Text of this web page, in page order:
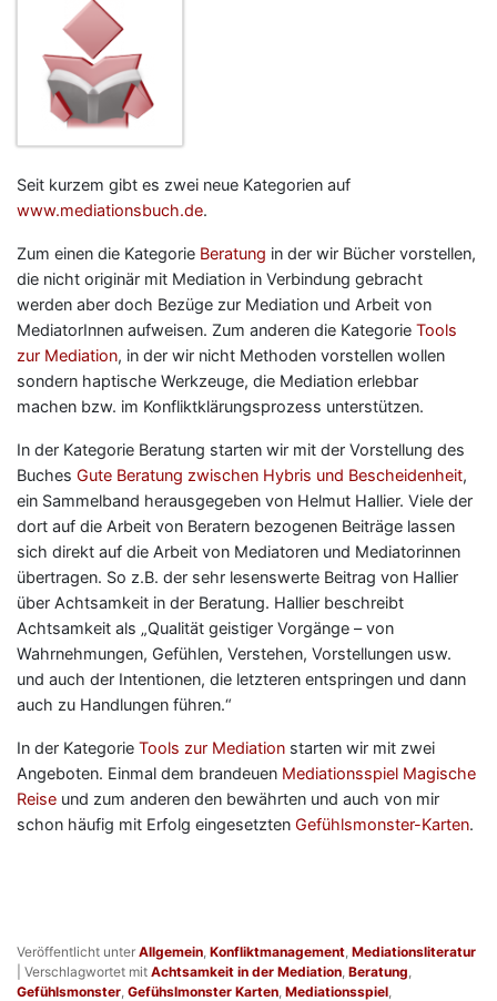
Seit kurzem gibt es zwei neue Kategorien auf
www.mediationsbuch.de.
Zum einen die Kategorie Beratung in der wir Bücher vorstellen,
die nicht originär mit Mediation in Verbindung gebracht
werden aber doch Bezüge zur Mediation und Arbeit von
MediatorInnen aufweisen. Zum anderen die Kategorie Tools
zur Mediation, in der wir nicht Methoden vorstellen wollen
sondern haptische Werkzeuge, die Mediation erlebbar
machen bzw. im Konfliktklärungsprozess unterstützen.
In der Kategorie Beratung starten wir mit der Vorstellung des
Buches Gute Beratung zwischen Hybris und Bescheidenheit,
ein Sammelband herausgegeben von Helmut Hallier. Viele der
dort auf die Arbeit von Beratern bezogenen Beiträge lassen
sich direkt auf die Arbeit von Mediatoren und Mediatorinnen
übertragen. So z.B. der sehr lesenswerte Beitrag von Hallier
über Achtsamkeit in der Beratung. Hallier beschreibt
Achtsamkeit als „Qualität geistiger Vorgänge – von
Wahrnehmungen, Gefühlen, Verstehen, Vorstellungen usw.
und auch der Intentionen, die letzteren entspringen und dann
auch zu Handlungen führen.“
In der Kategorie Tools zur Mediation starten wir mit zwei
Angeboten. Einmal dem brandeuen Mediationsspiel Magische
Reise und zum anderen den bewährten und auch von mir
schon häufig mit Erfolg eingesetzten Gefühlsmonster-Karten.
Veröffentlicht unter Allgemein Konfliktmanagement Mediationsliteratur
Verschlagwortet mit Achtsamkeit in der Mediation Beratung
Gefühlsmonster Gefühslmonster Karten Mediationsspiel